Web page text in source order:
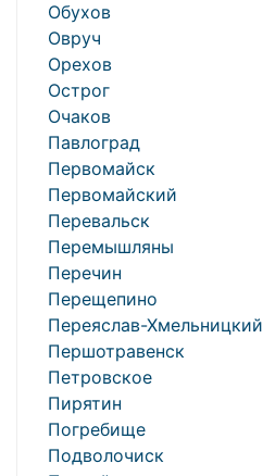
Обухов
Овруч
Орехов
Острог
Очаков
Павлоград
Первомайск
Первомайский
Перевальск
Перемышляны
Перечин
Перещепино
Переяслав-Хмельницкий
Першотравенск
Петровское
Пирятин
Погребище
Подволочиск